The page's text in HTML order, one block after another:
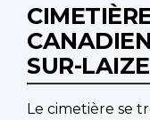
SUR-LAIZE
Le cimetière se